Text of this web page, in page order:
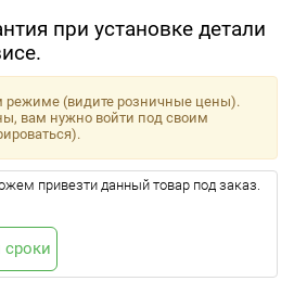
при установке детали
режиме (видите розничные цены).
вам нужно войти под своим
привезти данный товар под заказ.